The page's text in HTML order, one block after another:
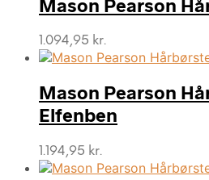
Mason Pearson
1.094,95 kr.
Mason Pearson
Elfenben
1.194,95 kr.